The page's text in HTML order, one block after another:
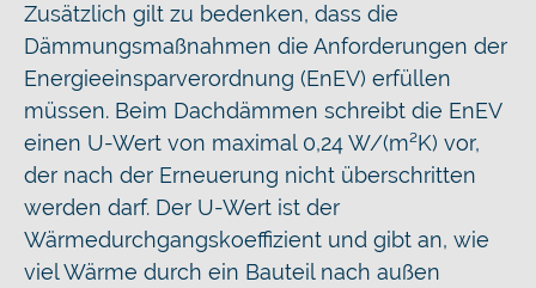
Zusätzlich gilt zu bedenken, dass die
Dämmungsmaßnahmen die Anforderungen der
Energieeinsparverordnung (EnEV) erfüllen
müssen. Beim Dachdämmen schreibt die EnEV
einen U-Wert von maximal 0,24 W/(m²K) vor,
der nach der Erneuerung nicht überschritten
werden darf. Der U-Wert ist der
Wärmedurchgangskoeffizient und gibt an, wie
viel Wärme durch ein Bauteil nach außen